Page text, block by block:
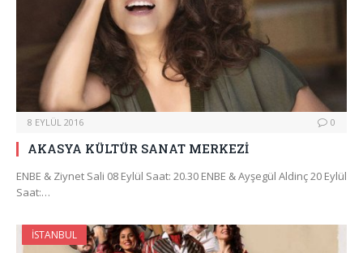
8 EYLÜL 2016 0
AKASYA KÜLTÜR SANAT MERKEZİ
ENBE & Ziynet Sali 08 Eylül Saat: 20.30 ENBE & Ayşegül Aldinç 20 Eylül
Saat:…
İSTANBUL